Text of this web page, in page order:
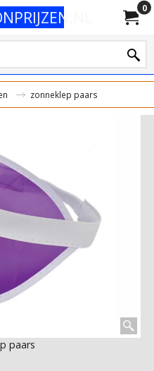
0
zonneklep paars
paars